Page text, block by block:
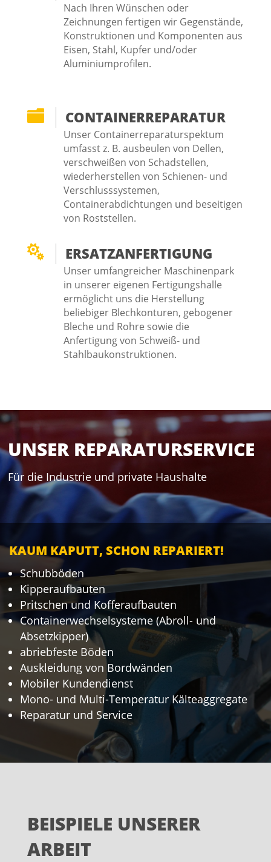
Nach Ihren Wünschen oder
Zeichnungen fertigen wir Gegenstände,
Konstruktionen und Komponenten aus
Eisen, Stahl, Kupfer und/oder
Aluminiumprofilen.
 CONTAINERREPARATUR
Unser Containerreparaturspektum
umfasst z. B. ausbeulen von Dellen,
verschweißen von Schadstellen,
wiederherstellen von Schienen- und
Verschlusssystemen,
Containerabdichtungen und beseitigen
von Roststellen.
 ERSATZANFERTIGUNG
Unser umfangreicher Maschinenpark
in unserer eigenen Fertigungshalle
ermöglicht uns die Herstellung
beliebiger Blechkonturen, gebogener
Bleche und Rohre sowie die
Anfertigung von Schweiß- und
Stahlbaukonstruktionen.
UNSER REPARATURSERVICE
Für die Industrie und private Haushalte
KAUM KAPUTT, SCHON REPARIERT!
Schubböden
Kipperaufbauten
Pritschen und Kofferaufbauten
Containerwechselsysteme (Abroll- und
Absetzkipper)
abriebfeste Böden
Auskleidung von Bordwänden
Mobiler Kundendienst
Mono- und Multi-Temperatur Kälteaggregate
Reparatur und Service
BEISPIELE UNSERER
ARBEIT